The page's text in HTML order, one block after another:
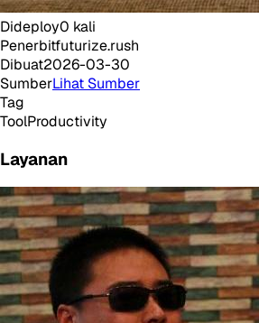
Dideploy0 kali
Penerbitfuturize.rush
Dibuat2026-03-30
SumberLihat Sumber
Tag
ToolProductivity
Layanan